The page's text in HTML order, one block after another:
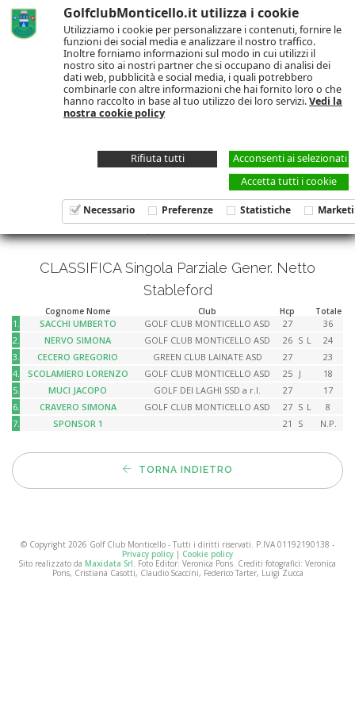
GolfclubMonticello.it utilizza i cookie
Utilizziamo i cookie per personalizzare i contenuti, fornire le
funzioni dei social media e analizzare il nostro traffico.
Inoltre forniamo informazioni sul modo in cui utilizzi il
nostro sito ai nostri partner che si occupano di analisi dei
dati web, pubblicità e social media, i quali potrebbero
combinarle con altre informazioni che hai fornito loro o che
hanno raccolto in base al tuo utilizzo dei loro servizi.Vedi la
nostra cookie policy
Rifiuta tutti
Acconsenti ai selezionati
Accetta tutti i cookie
Necessario Preferenze Statistiche
CALENDARIO E
CLASSIFICHE
18-10-2025 | Valori CBA:GIRO 1 = 0
CLASSIFICA Singola Parziale Gener. Netto
Stableford
Cognome Nome Club Hcp Totale
1. SACCHI UMBERTO GOLF CLUB MONTICELLO ASD 27
36
2.
NERVO SIMONA GOLF CLUB MONTICELLO ASD 26 S L
24
3.
CECERO GREGORIO GREEN CLUB LAINATE ASD 27
23
4.
SCOLAMIERO LORENZO GOLF CLUB MONTICELLO ASD 25 J
18
5.
MUCI JACOPO GOLF DEI LAGHI SSD a r.l. 27
17
6.
CRAVERO SIMONA GOLF CLUB MONTICELLO ASD 27 S L
8
7.
SPONSOR 1 21 S N.P.
TORNA INDIETRO
© Copyright 2026 Golf Club Monticello - Tutti i diritti riservati. P.IVA 01192190138 -
Privacy policy | Cookie policy
Sito realizzato da Maxidata Srl. Foto Editor: Veronica Pons. Crediti fotografici: Veronica
Pons, Cristiana Casotti, Claudio Scaccini, Federico Tarter, Luigi Zucca